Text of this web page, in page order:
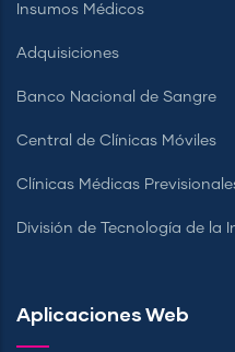
Insumos Médicos
Adquisiciones
Banco Nacional de Sangre
Central de Clínicas Móviles
Clínicas Médicas
División de Tecnología de la
Aplicaciones Web